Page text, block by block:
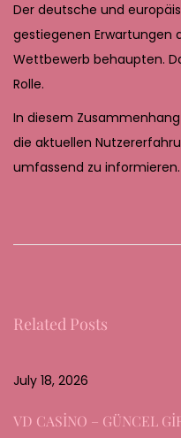
Der deutsche und
gestiegenen Erwartungen
Wettbewerb behaupten.
Rolle.
In diesem
die aktuellen
umfassend zu informieren.
e
k
n
t
Related Posts
July 18, 2026
VD CASİNO – GÜNCEL